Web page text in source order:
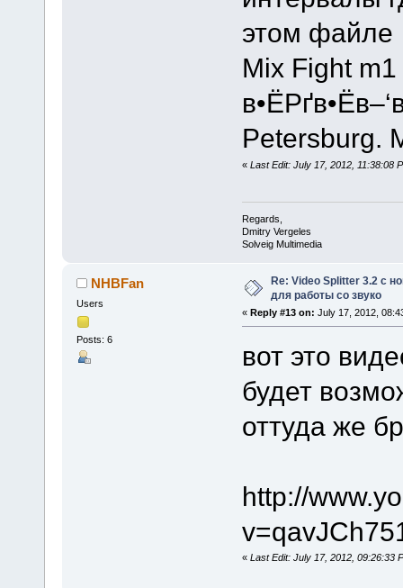
этом файле
Mix Fight m1
Petersburg.
« Last Edit: July 17, 2012, 11:38:08
Regards,
Dmitry Vergeles
Solveig Multimedia
NHBFan
Users
Posts: 6
Re: Video Splitter 3.2 c
для работы со звуко
« Reply #13 on: July 17, 2012,
вот это
будет
оттуда же
http://
« Last Edit: July 17, 2012, 09:26:33